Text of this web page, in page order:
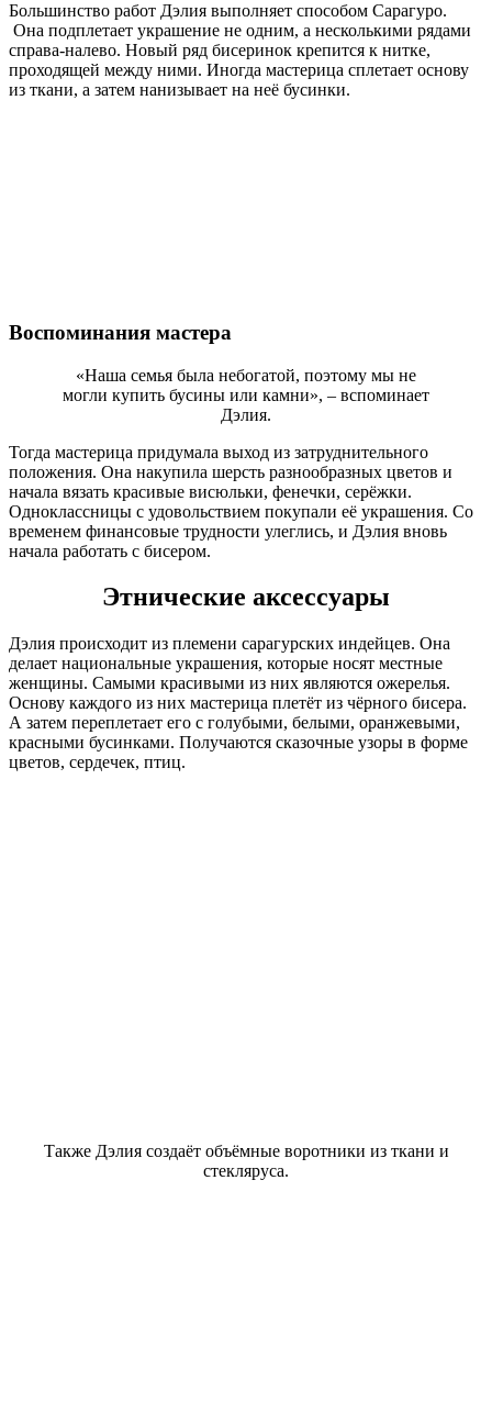
Большинство работ Дэлия выполняет способом Сарагуро.
Она подплетает украшение не одним, а несколькими рядами
справа-налево. Новый ряд бисеринок крепится к нитке,
проходящей между ними. Иногда мастерица сплетает основу
из ткани, а затем нанизывает на неё бусинки.
Воспоминания мастера
«Наша семья была небогатой, поэтому мы не
могли купить бусины или камни», – вспоминает
Дэлия.
Тогда мастерица придумала выход из затруднительного
положения. Она накупила шерсть разнообразных цветов и
начала вязать красивые висюльки, фенечки, серёжки.
Одноклассницы с удовольствием покупали её украшения. Со
временем финансовые трудности улеглись, и Дэлия вновь
начала работать с бисером.
Этнические аксессуары
Дэлия происходит из племени сарагурских индейцев. Она
делает национальные украшения, которые носят местные
женщины. Самыми красивыми из них являются ожерелья.
Основу каждого из них мастерица плетёт из чёрного бисера.
А затем переплетает его с голубыми, белыми, оранжевыми,
красными бусинками. Получаются сказочные узоры в форме
цветов, сердечек, птиц.
Также Дэлия создаёт объёмные воротники из ткани и
стекляруса.